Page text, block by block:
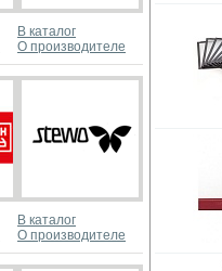
В каталог
О производителе
В каталог
О производителе